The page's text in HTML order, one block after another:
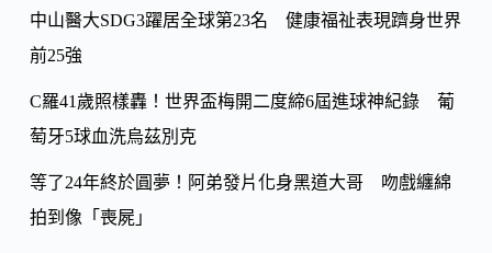
k
中山醫大SDG3躍居全球第23名 健康福祉表現躋身世界
前25強
C羅41歲照樣轟！世界盃梅開二度締6屆進球神紀錄 葡
萄牙5球血洗烏茲別克
等了24年終於圓夢！阿弟發片化身黑道大哥 吻戲纏綿
拍到像「喪屍」